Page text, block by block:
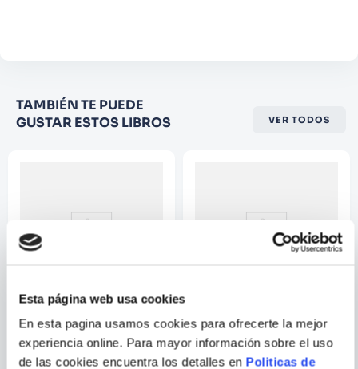
Esta página web usa cookies
En esta pagina usamos cookies para ofrecerte la mejor
experiencia online. Para mayor información sobre el uso
de las cookies encuentra los detalles en Politicas de
Califique el producto de 1 a 5
estrellas
Correo electrónico
Escribir comentario
TAMBIÉN TE PUEDE
GUSTAR ESTOS LIBROS
VER TODOS
VARIOS AUTORES
EL MULTIVERSO 06 (DE 9): LA
VARIOS AUTORES
SUPERMAN 07